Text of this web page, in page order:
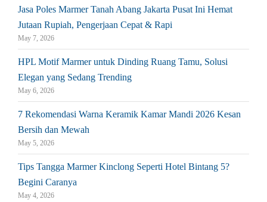
Jasa Poles Marmer Tanah Abang Jakarta Pusat Ini Hemat
Jutaan Rupiah, Pengerjaan Cepat & Rapi
May 7, 2026
HPL Motif Marmer untuk Dinding Ruang Tamu, Solusi
Elegan yang Sedang Trending
May 6, 2026
7 Rekomendasi Warna Keramik Kamar Mandi 2026 Kesan
Bersih dan Mewah
May 5, 2026
Tips Tangga Marmer Kinclong Seperti Hotel Bintang 5?
Begini Caranya
May 4, 2026